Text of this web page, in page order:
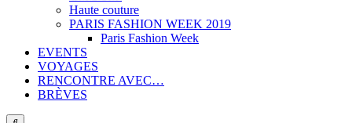
Haute couture
PARIS FASHION WEEK 2019
Paris Fashion Week
EVENTS
VOYAGES
RENCONTRE AVEC…
BRÈVES